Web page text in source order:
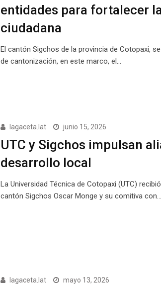
entidades para fortalecer
ciudadana
El cantón Sigchos de la provincia de Cotopaxi,
de cantonización, en este marco, el…
lagaceta.lat junio 15, 2026
UTC y Sigchos impulsan
desarrollo local
La Universidad Técnica de Cotopaxi (UTC)
cantón Sigchos Oscar Monge y su comitiva con…
lagaceta.lat mayo 13, 2026